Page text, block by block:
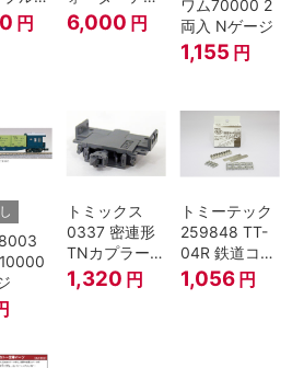
牽引
円
ダー 2両入
6,000 円
ワム70000 2
両入 Nゲージ
1,155 円
トミックス
0337 密連形
TNカプラー
(6個入・SPタ
イプ)
1,320 円
トミーテック
259848 TT-
04R 鉄道コレ
クション
1,056 円